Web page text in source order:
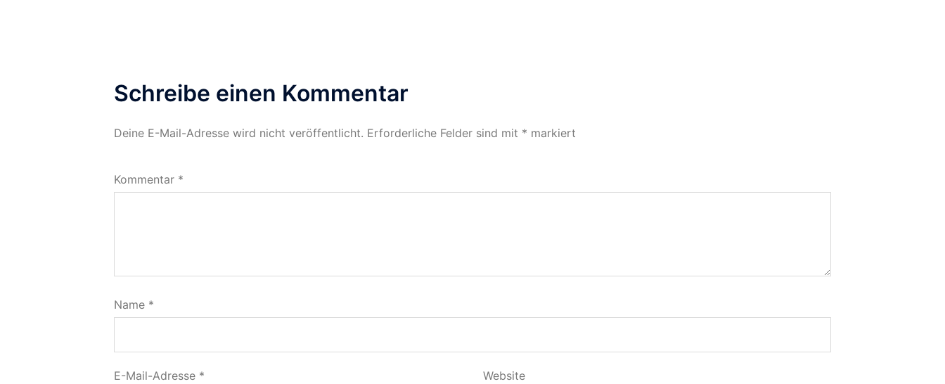
Schreibe einen Kommentar
Deine E-Mail-Adresse wird nicht veröffentlicht. Erforderliche Felder sind mit * markiert
Kommentar *
Name *
E-Mail-Adresse * Website